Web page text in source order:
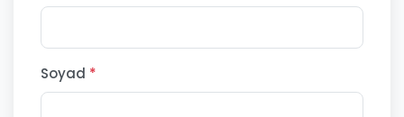
Soyad *